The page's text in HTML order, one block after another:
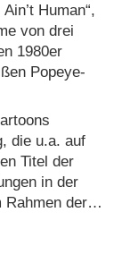
Human“,
von drei
1980er
Popeye-
die u.a. auf
Titel der
in der
Rahmen der